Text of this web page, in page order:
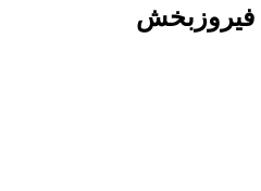
فیروزبخش